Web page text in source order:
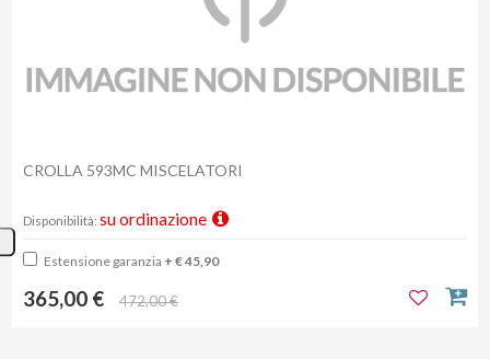
CROLLA 593MC MISCELATORI
Disponibilità: su ordinazione
Estensione garanzia + € 45,90
365,00 € 472,00 €